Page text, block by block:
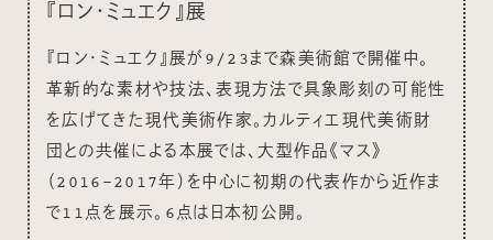
『ロン・ミュエク』展
『ロン・ミュエク』展が9/23まで森美術館で開催中。
革新的な素材や技法、表現方法で具象彫刻の可能性
を広げてきた現代美術作家。カルティエ現代美術財
団との共催による本展では、大型作品《マス》
（2016-2017年）を中心に初期の代表作から近作ま
で11点を展示。6点は日本初公開。